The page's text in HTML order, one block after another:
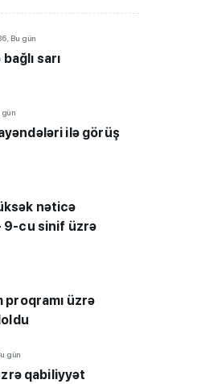
Bu gün
sarı
gün
ilə görüş
nəticə
9-cu sinif üzrə
proqramı üzrə
gün
qabiliyyət